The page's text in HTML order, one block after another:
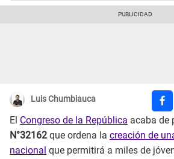
Luis Chumbiauca
El Congreso de la República acaba de
N°32162 que ordena la creación de
nacional que permitirá a miles de